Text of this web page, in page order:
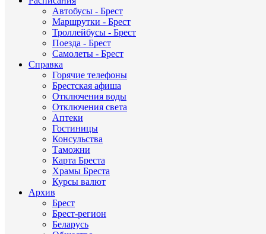
Автобусы - Брест
Маршрутки - Брест
Троллейбусы - Брест
Поезда - Брест
Самолеты - Брест
Справка
Горячие телефоны
Брестская афиша
Отключения воды
Отключения света
Аптеки
Гостиницы
Консульства
Таможни
Карта Бреста
Храмы Бреста
Курсы валют
Архив
Брест
Брест-регион
Беларусь